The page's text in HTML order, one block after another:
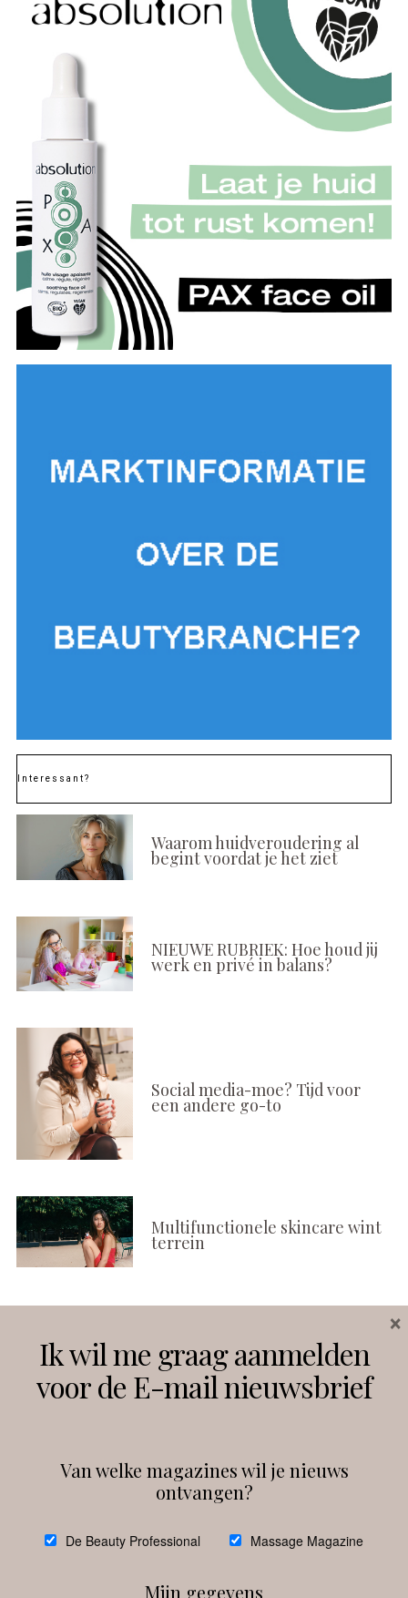
Interessant?
Waarom huidveroudering al
begint voordat je het ziet
NIEUWE RUBRIEK: Hoe houd jij
werk en privé in balans?
Social media-moe? Tijd voor
een andere go-to
Multifunctionele skincare wint
terrein
Instagram Facebook
debeautyprofessional
Ik wil me graag aanmelden
voor de E-mail nieuwsbrief
Van welke magazines wil je nieuws
ontvangen?
De Beauty Professional Massage Magazine
Mijn gegevens
×